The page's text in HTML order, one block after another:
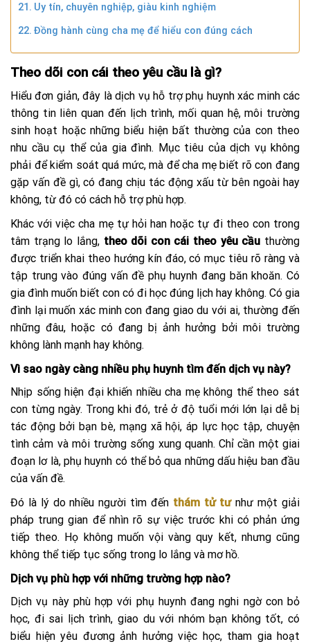
Uy tín, chuyên nghiệp, giàu kinh nghiệm
Đồng hành cùng cha mẹ để hiểu con đúng cách
Theo dõi con cái theo yêu cầu là gì?
Hiểu đơn giản, đây là dịch vụ hỗ trợ phụ huynh xác minh các
thông tin liên quan đến lịch trình, mối quan hệ, môi trường
sinh hoạt hoặc những biểu hiện bất thường của con theo
nhu cầu cụ thể của gia đình. Mục tiêu của dịch vụ không
phải để kiểm soát quá mức, mà để cha mẹ biết rõ con đang
gặp vấn đề gì, có đang chịu tác động xấu từ bên ngoài hay
không, từ đó có cách hỗ trợ phù hợp.
Khác với việc cha mẹ tự hỏi han hoặc tự đi theo con trong
tâm trạng lo lắng, theo dõi con cái theo yêu cầu thường
được triển khai theo hướng kín đáo, có mục tiêu rõ ràng và
tập trung vào đúng vấn đề phụ huynh đang băn khoăn. Có
gia đình muốn biết con có đi học đúng lịch hay không. Có gia
đình lại muốn xác minh con đang giao du với ai, thường đến
những đâu, hoặc có đang bị ảnh hưởng bởi môi trường
không lành mạnh hay không.
Vì sao ngày càng nhiều phụ huynh tìm đến dịch vụ này?
Nhịp sống hiện đại khiến nhiều cha mẹ không thể theo sát
con từng ngày. Trong khi đó, trẻ ở độ tuổi mới lớn lại dễ bị
tác động bởi bạn bè, mạng xã hội, áp lực học tập, chuyện
tình cảm và môi trường sống xung quanh. Chỉ cần một giai
đoạn lơ là, phụ huynh có thể bỏ qua những dấu hiệu ban đầu
của vấn đề.
Đó là lý do nhiều người tìm đến thám tử tưnhư một giải
pháp trung gian để nhìn rõ sự việc trước khi có phản ứng
tiếp theo. Họ không muốn vội vàng quy kết, nhưng cũng
không thể tiếp tục sống trong lo lắng và mơ hồ.
Dịch vụ phù hợp với những trường hợp nào?
Dịch vụ này phù hợp với phụ huynh đang nghi ngờ con bỏ
học, đi sai lịch trình, giao du với nhóm bạn không tốt, có
biểu hiện yêu đương ảnh hưởng việc học, tham gia hoạt